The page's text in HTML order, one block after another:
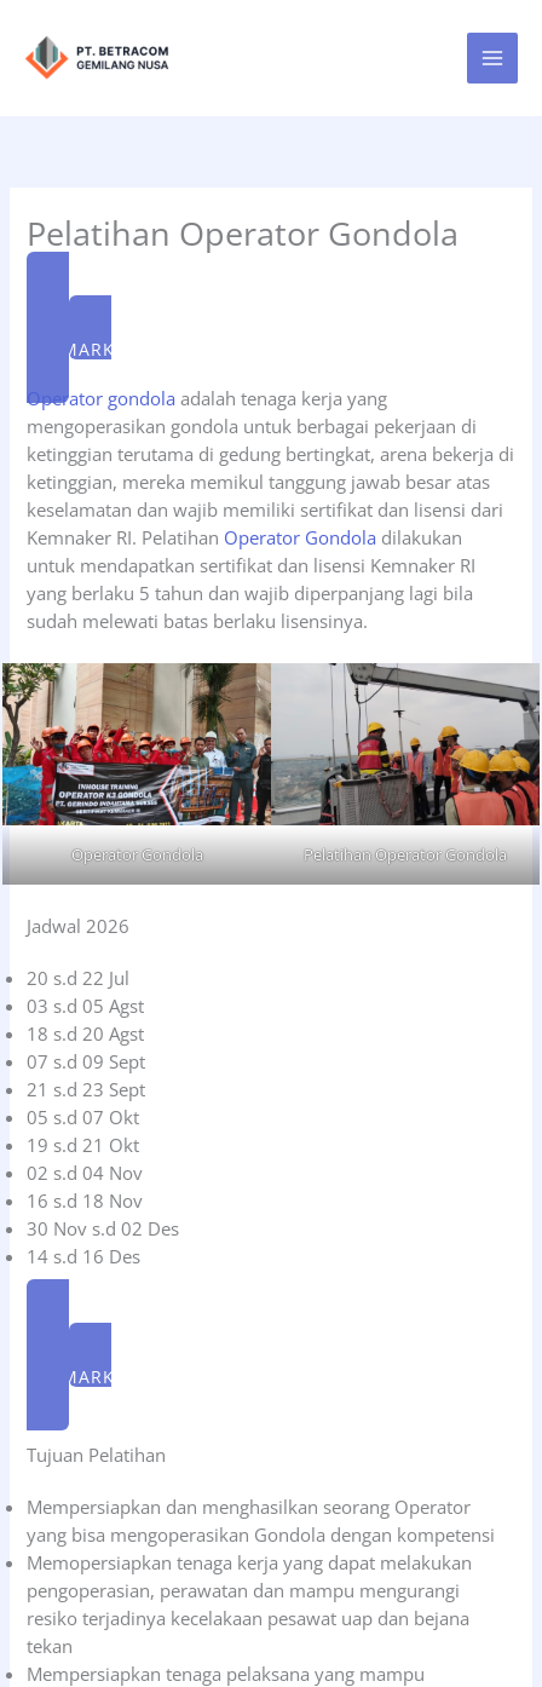
konten
Pelatihan Operator Gondola
FORM PENDAFTARAN
WA MARKETING
Operator gondola adalah tenaga kerja yang
mengoperasikan gondola untuk berbagai pekerjaan di
ketinggian terutama di gedung bertingkat, arena bekerja di
ketinggian, mereka memikul tanggung jawab besar atas
keselamatan dan wajib memiliki sertifikat dan lisensi dari
Kemnaker RI. Pelatihan Operator Gondola dilakukan
untuk mendapatkan sertifikat dan lisensi Kemnaker RI
yang berlaku 5 tahun dan wajib diperpanjang lagi bila
sudah melewati batas berlaku lisensinya.
Operator Gondola Pelatihan Operator Gondola
Jadwal 2026
20 s.d 22 Jul
03 s.d 05 Agst
18 s.d 20 Agst
07 s.d 09 Sept
21 s.d 23 Sept
05 s.d 07 Okt
19 s.d 21 Okt
02 s.d 04 Nov
16 s.d 18 Nov
30 Nov s.d 02 Des
14 s.d 16 Des
FORM PENDAFTARAN
WA MARKETING
Tujuan Pelatihan
Mempersiapkan dan menghasilkan seorang Operator
yang bisa mengoperasikan Gondola dengan kompetensi
Memopersiapkan tenaga kerja yang dapat melakukan
pengoperasian, perawatan dan mampu mengurangi
resiko terjadinya kecelakaan pesawat uap dan bejana
tekan
Mempersiapkan tenaga pelaksana yang mampu